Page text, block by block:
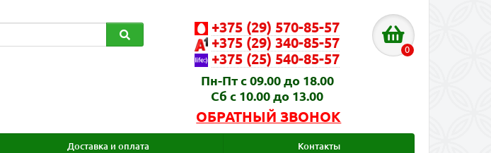
+375 (29) 570-85-57
+375 (29) 340-85-57
+375 (25) 540-85-57
Пн-Пт с 09.00 до 18.00
Сб с 10.00 до 13.00
ОБРАТНЫЙ ЗВОНОК
0
Доставка и оплата Контакты